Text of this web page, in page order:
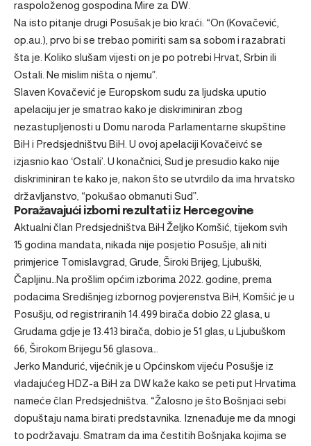
raspoloženog gospodina Mire za DW.
Na isto pitanje drugi Posušak je bio kraći: “On (Kovačević,
op.au.), prvo bi se trebao pomiriti sam sa sobom i razabrati
šta je. Koliko slušam vijesti on je po potrebi Hrvat, Srbin ili
Ostali. Ne mislim ništa o njemu”.
Slaven Kovačević je Europskom sudu za ljudska uputio
apelaciju jer je smatrao kako je diskriminiran zbog
nezastupljenosti u Domu naroda Parlamentarne skupštine
BiH i Predsjedništvu BiH. U ovoj apelaciji Kovačeivć se
izjasnio kao ‘Ostali’. U konačnici, Sud je presudio kako nije
diskriminiran te kako je, nakon što se utvrdilo da ima hrvatsko
državljanstvo, “pokušao obmanuti Sud”.
Poražavajući izborni rezultati iz Hercegovine
Aktualni član Predsjedništva BiH Željko Komšić, tijekom svih
15 godina mandata, nikada nije posjetio Posušje, ali niti
primjerice Tomislavgrad, Grude, Široki Brijeg, Ljubuški,
Čapljinu…Na prošlim općim izborima 2022. godine, prema
podacima Središnjeg izbornog povjerenstva BiH, Komšić je u
Posušju, od registriranih 14.499 birača dobio 22 glasa, u
Grudama gdje je 13.413 birača, dobio je 51 glas, u Ljubuškom
66, Širokom Brijegu 56 glasova…
Jerko Mandurić, vijećnik je u Općinskom vijeću Posušje iz
vladajućeg HDZ-a BiH za DW kaže kako se peti put Hrvatima
nameće član Predsjedništva. “Žalosno je što Bošnjaci sebi
dopuštaju nama birati predstavnika. Iznenađuje me da mnogi
to podržavaju. Smatram da ima čestitih Bošnjaka kojima se